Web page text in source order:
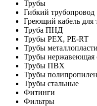
Трубы
Гибкий трубопровод
Греющий кабель для
Труба ПНД
Трубы PEX, PE-RT
Трубы
Трубы нержавеющая
Трубы ПВХ
Трубы
Трубы стальные
Фитинги
Фильтры